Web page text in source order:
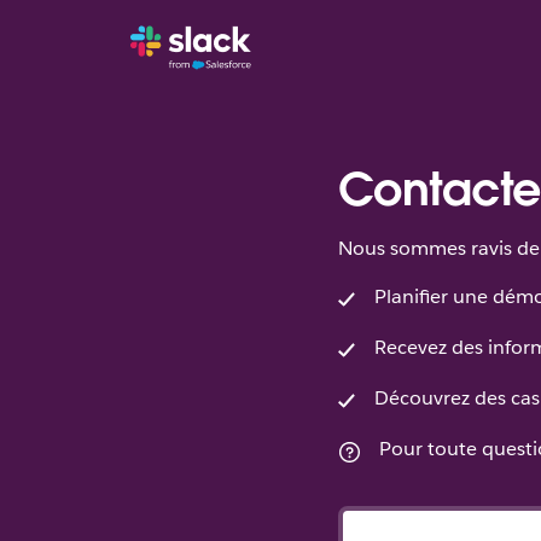
Nous sommes ravis
Planifier une
Recevez des
Découvrez des
Pour toute